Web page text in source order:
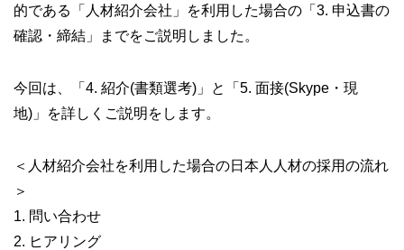
的である「人材紹介会社」を利用した場合の「3. 申込書の
確認・締結」までをご説明しました。
今回は、「4. 紹介(書類選考)」と「5. 面接(Skype・現
地)」を詳しくご説明をします。
＜人材紹介会社を利用した場合の日本人人材の採用の流れ
＞
1. 問い合わせ
2. ヒアリング